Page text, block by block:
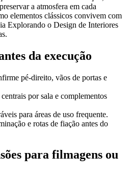
a atmosfera em cada
elementos clássicos convivem com
Explorando o Design de Interiores
da execução
pé-direito, vãos de portas e
por sala e complementos
para áreas de uso frequente.
e rotas de fiação antes do
para filmagens ou